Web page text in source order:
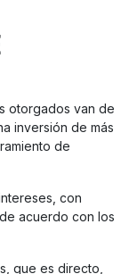
otorgados van de
inversión de más
de
con
acuerdo con los
que es directo,